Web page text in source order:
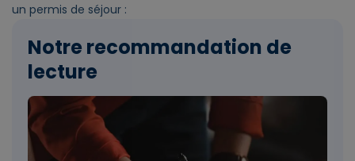
un permis de séjour :
Notre recommandation de
lecture